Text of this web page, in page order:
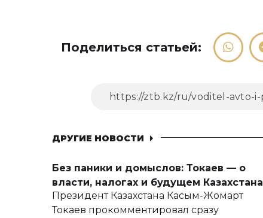
Поделиться статьей:
ДРУГИЕ НОВОСТИ
Без паники и домыслов: Токаев — о
власти, налогах и будущем Казахстана
Президент Казахстана Касым-Жомарт
Токаев прокомментировал сразу